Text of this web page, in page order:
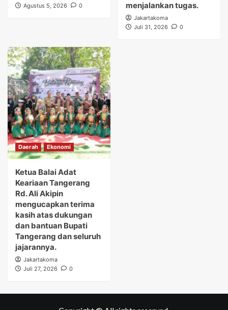
Agustus 5, 2026
0
menjalankan tugas.
Jakartakoma
Juli 31, 2026
0
Daerah Ekonomi
Ketua Balai Adat
Keariaan Tangerang
Rd. Ali Akipin
mengucapkan terima
kasih atas dukungan
dan bantuan Bupati
Tangerang dan seluruh
jajarannya.
Jakartakoma
Juli 27, 2026
0